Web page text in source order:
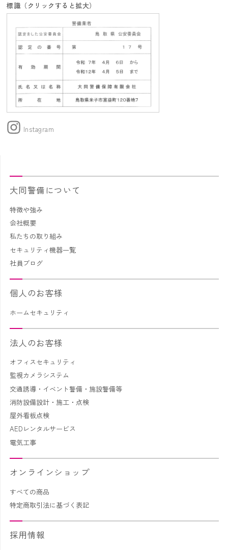
標識（クリックすると拡大）
Instagram
大同警備について
特徴や強み
会社概要
私たちの取り組み
セキュリティ機器一覧
社員ブログ
個人のお客様
ホームセキュリティ
法人のお客様
オフィスセキュリティ
監視カメラシステム
交通誘導・イベント警備・施設警備等
消防設備設計・施工・点検
屋外看板点検
AEDレンタルサービス
電気工事
オンラインショップ
すべての商品
特定商取引法に基づく表記
採用情報